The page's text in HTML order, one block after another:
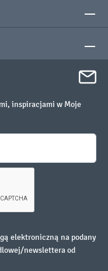
inspiracjami w Moje
elektroniczną na podany
newslettera od